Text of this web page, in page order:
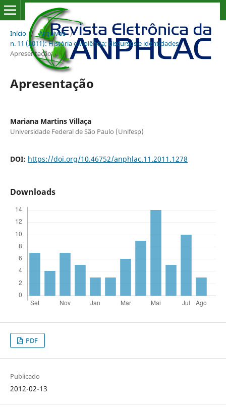
Início / Arquivos /
n. 11 (2011): História e violência; discursos e identidades /
Apresentação
Apresentação
Mariana Martins Villaça
Universidade Federal de São Paulo (Unifesp)
DOI: https://doi.org/10.46752/anphlac.11.2011.1278
Downloads
PDF
Publicado
2012-02-13